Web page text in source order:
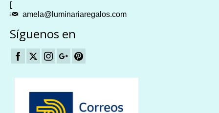
[
amela@luminariaregalos.com
Síguenos en